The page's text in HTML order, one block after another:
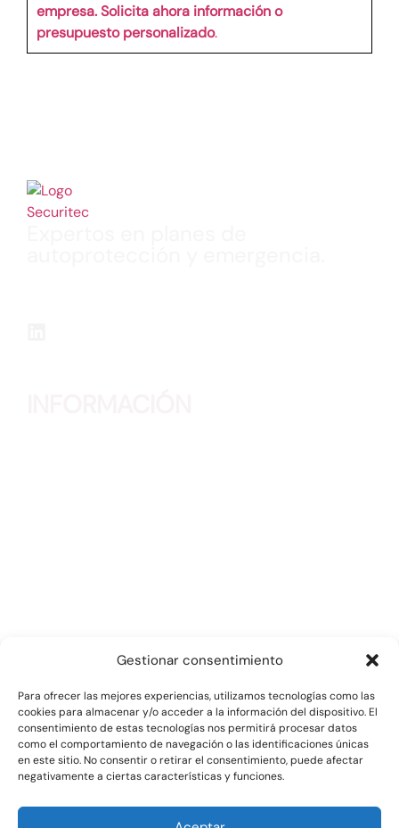
Gestionar consentimiento
Para ofrecer las mejores experiencias, utilizamos tecnologías como las
cookies para almacenar y/o acceder a la información del dispositivo. El
consentimiento de estas tecnologías nos permitirá procesar datos
como el comportamiento de navegación o las identificaciones únicas
en este sitio. No consentir o retirar el consentimiento, puede afectar
negativamente a ciertas características y funciones.
empresa.Solicita ahora información o
presupuesto personalizado.
28002. Madrid
ACCESOS RÁPIDOS